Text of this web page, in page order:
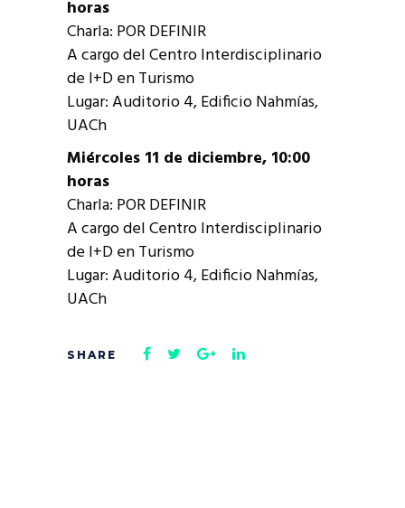
horas
Charla: POR DEFINIR
A cargo del Centro Interdisciplinario
de I+D en Turismo
Lugar: Auditorio 4, Edificio Nahmías,
UACh
Miércoles 11 de diciembre, 10:00
horas
Charla: POR DEFINIR
A cargo del Centro Interdisciplinario
de I+D en Turismo
Lugar: Auditorio 4, Edificio Nahmías,
UACh